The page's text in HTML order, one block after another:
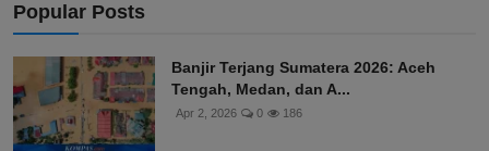
Popular Posts
Banjir Terjang Sumatera 2026: Aceh
Tengah, Medan, dan A...
Apr 2, 2026 0 186